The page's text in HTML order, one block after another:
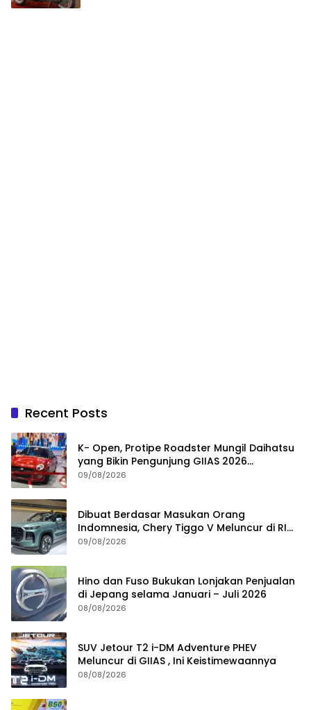
Recent Posts
K- Open, Protipe Roadster Mungil Daihatsu
yang Bikin Pengunjung GIIAS 2026
Penasaran
09/08/2026
Dibuat Berdasar Masukan Orang
Indomnesia, Chery Tiggo V Meluncur di RI
Kuartal IV Tahun Ini
09/08/2026
Hino dan Fuso Bukukan Lonjakan Penjualan
di Jepang selama Januari – Juli 2026
08/08/2026
SUV Jetour T2 i-DM Adventure PHEV
Meluncur di GIIAS , Ini Keistimewaannya
08/08/2026